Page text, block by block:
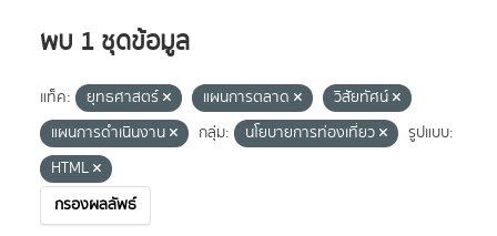
พบ 1 ชุดข้อมูล
แท็ค: ยุทธศาสตร์ แผนการตลาด
วิสัยทัศน์
แผนการดำเนินงาน
กลุ่ม: นโยบายการท่องเที่ยว
รูปแบบ:
HTML
กรองผลลัพธ์